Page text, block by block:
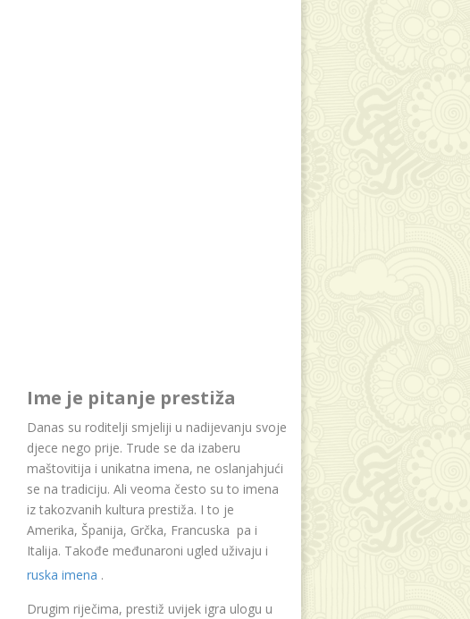
Ime je pitanje prestiža
Danas su roditelji smjeliji u nadijevanju svoje
djece nego prije. Trude se da izaberu
maštovitija i unikatna imena, ne oslanjahjući
se na tradiciju. Ali veoma često su to imena
iz takozvanih kultura prestiža. I to je
Amerika, Španija, Grčka, Francuska pa i
Italija. Takođe međunaroni ugled uživaju i
ruska imena .
Drugim riječima, prestiž uvijek igra ulogu u